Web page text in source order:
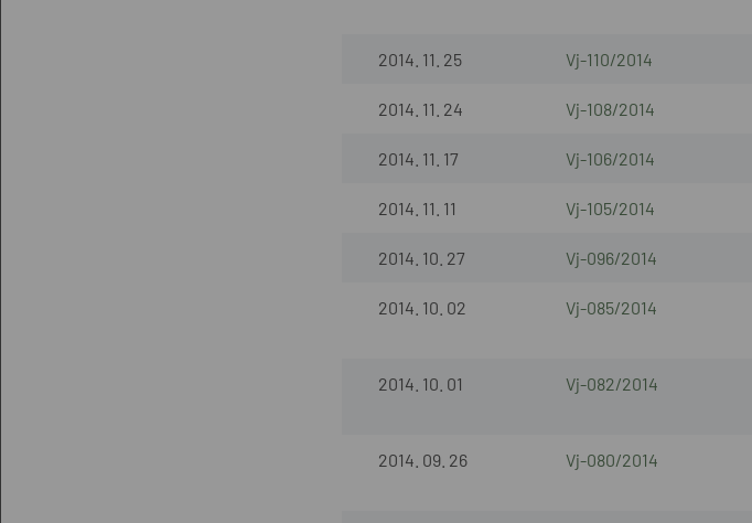
2014. 11. 25 Vj-110/2014
2014. 11. 24 Vj-108/2014
2014. 11. 17 Vj-106/2014
2014. 11. 11 Vj-105/2014
2014. 10. 27 Vj-096/2014
2014. 10. 02 Vj-085/2014
2014. 10. 01 Vj-082/2014
2014. 09. 26 Vj-080/2014